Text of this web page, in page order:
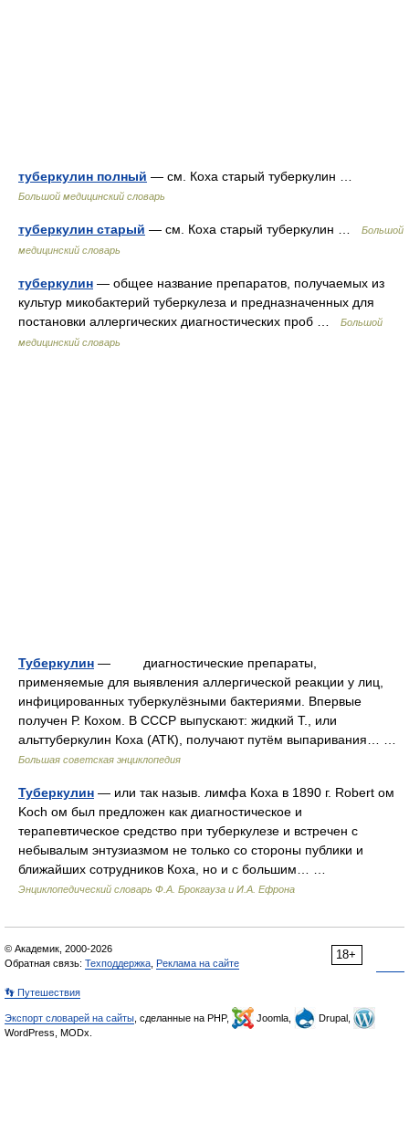
туберкулин полный — см. Коха старый туберкулин …
Большой медицинский словарь
туберкулин старый — см. Коха старый туберкулин …
Большой
медицинский словарь
туберкулин — общее название препаратов, получаемых из
культур микобактерий туберкулеза и предназначенных для
постановки аллергических диагностических проб …
Большой
медицинский словарь
Туберкулин — диагностические препараты,
применяемые для выявления аллергической реакции у лиц,
инфицированных туберкулёзными бактериями. Впервые
получен Р. Кохом. В СССР выпускают: жидкий Т., или
альттуберкулин Коха (АТК), получают путём выпаривания… …
Большая советская энциклопедия
Туберкулин — или так назыв. лимфа Коха в 1890 г. Robert ом
Koch ом был предложен как диагностическое и
терапевтическое средство при туберкулезе и встречен с
небывалым энтузиазмом не только со стороны публики и
ближайших сотрудников Коха, но и с большим… …
Энциклопедический словарь Ф.А. Брокгауза и И.А. Ефрона
18+
© Академик, 2000-2026
Обратная связь: Техподдержка, Реклама на сайте
👣 Путешествия
Экспорт словарей на сайты, сделанные на PHP, Joomla,
Drupal,
WordPress, MODx.